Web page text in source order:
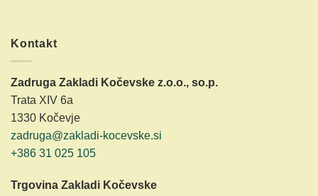
Kontakt
Zadruga Zakladi Kočevske z.o.o., so.p.
Trata XIV 6a
1330 Kočevje
zadruga@zakladi-kocevske.si
+386 31 025 105
Trgovina Zakladi Kočevske